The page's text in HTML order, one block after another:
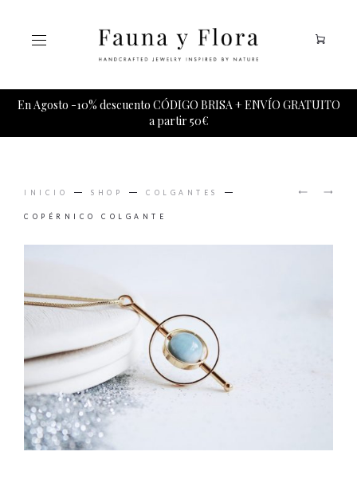
En Agosto -10% descuento CÓDIGO BRISA + ENVÍO GRATUITO
a partir 50€
INICIO SHOP COLGANTES
COPÉRNICO COLGANTE